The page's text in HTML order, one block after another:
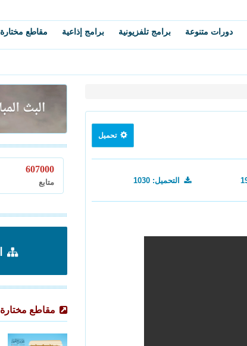
دورات متنوعة برامج تلفزيونية برامج إذاعية مقاطع مختارة
تحميل
التحميل: 1030
607000
متابع
مقاطع مختارة